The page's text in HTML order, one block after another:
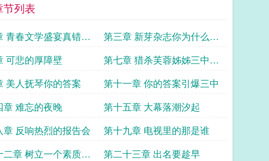
节列表
青春文学盛宴真错过
第三章 新芽杂志你为什么不
谢罪
可悲的厚障壁
第七章 猎杀芙蓉姊姊三中出
了第一个
美人抚琴你的答案
第十一章 你的答案引爆三中
章 难忘的夜晚
第十五章 大幕落潮汐起
章 反响热烈的报告会
第十九章 电视里的那是谁
二章 树立一个素质教
第二十三章 出名要趁早